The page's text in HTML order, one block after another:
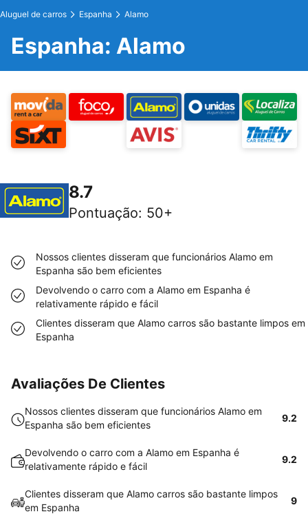
Aluguel de carros Espanha Alamo
Espanha: Alamo
8.7
Pontuação: 50+
Nossos clientes disseram que funcionários Alamo em
Espanha são bem eficientes
Devolvendo o carro com a Alamo em Espanha é
relativamente rápido e fácil
Clientes disseram que Alamo carros são bastante limpos em
Espanha
Avaliações De Clientes
Nossos clientes disseram que funcionários Alamo em
Espanha são bem eficientes
9.2
Devolvendo o carro com a Alamo em Espanha é
relativamente rápido e fácil
9.2
Clientes disseram que Alamo carros são bastante limpos
em Espanha
9